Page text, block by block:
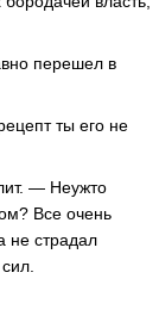
перешел в
ты его не
— Неужто
Все очень
не страдал